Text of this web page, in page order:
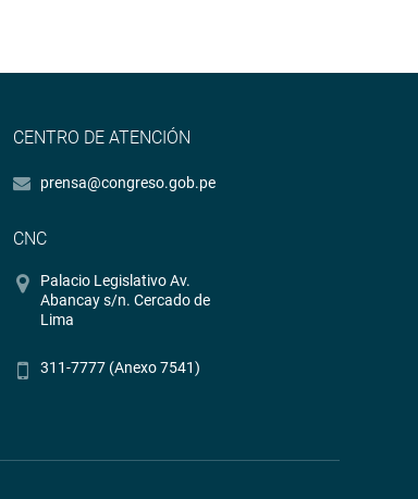
CENTRO DE ATENCIÓN
prensa@congreso.gob.pe
CNC
Palacio Legislativo Av.
Abancay s/n. Cercado de
Lima
311-7777 (Anexo 7541)